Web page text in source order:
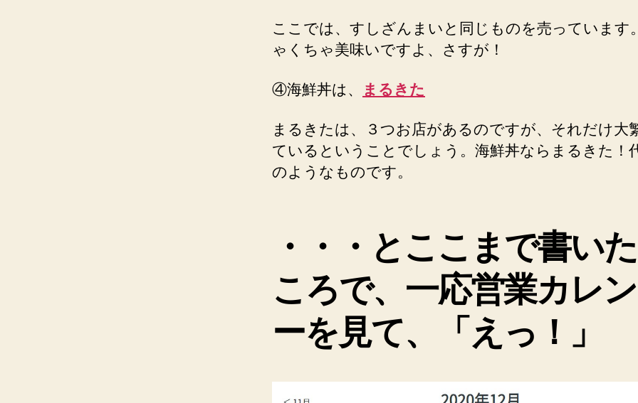
ここでは、すしざんまいと同じものを売っています
ゃくちゃ美味いですよ、さすが！
④海鮮丼は、 まるきた
まるきたは、３つお店があるのですが、それだけ大
ているということでしょう。海鮮丼ならまるきた！
のようなものです。
・・・とここまで書い
ころで、一応営業カレ
ーを見て、「えっ！」